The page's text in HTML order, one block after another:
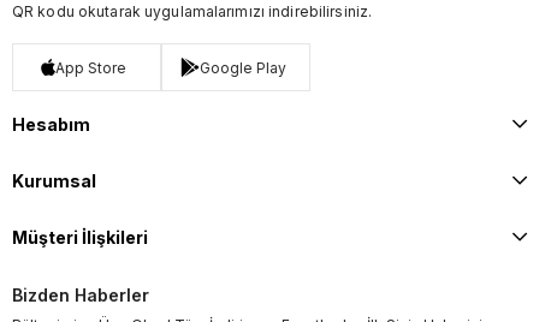
QR kodu okutarak uygulamalarımızı indirebilirsiniz.
App Store Google Play
Hesabım
Kurumsal
Müşteri İlişkileri
Bizden Haberler